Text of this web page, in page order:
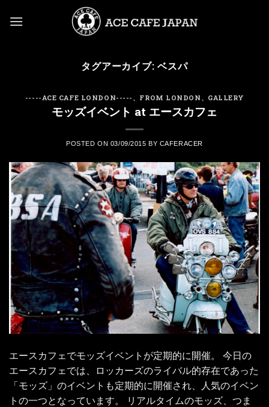
タグアーカイブ:ベスパ
-----ACE CAFE LONDON----- 、 FROM LONDON 、 GALLERY
モッズイベント at エースカフェ
POSTED ON 03/09/2015 BY CAFERACER
エースカフェでモッズイベントが定期的に開催。 今日の
エースカフェでは、ロッカーズのライバル的存在であった
「モッズ」のイベントも定期的に開催され、人気のイベン
トの一つとなっています。 リアルタイムのモッズ、つま